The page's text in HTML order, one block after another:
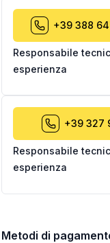
+39 388
Responsabile
esperienza
+39 327
Responsabile
esperienza
Metodi di